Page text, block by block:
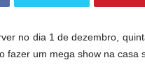
no dia 1 de dezembro,
fazer um mega show na casa